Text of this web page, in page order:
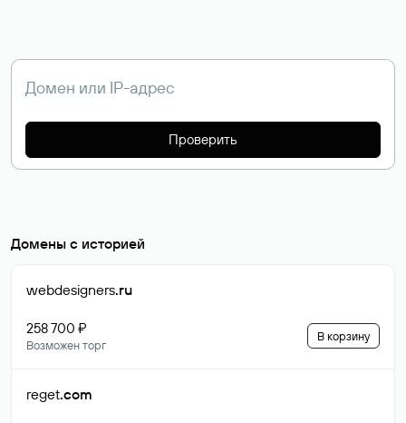
Проверить
Домены с историей
webdesigners.ru
258 700 ₽
Возможен торг
В корзину
reget.com